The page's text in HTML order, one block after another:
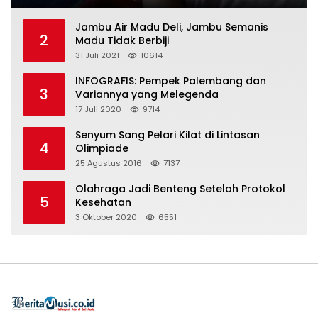
2
Jambu Air Madu Deli, Jambu Semanis
Madu Tidak Berbiji
31 Juli 2021 10614
3
INFOGRAFIS: Pempek Palembang dan
Variannya yang Melegenda
17 Juli 2020 9714
4
Senyum Sang Pelari Kilat di Lintasan
Olimpiade
25 Agustus 2016 7137
5
Olahraga Jadi Benteng Setelah Protokol
Kesehatan
3 Oktober 2020 6551